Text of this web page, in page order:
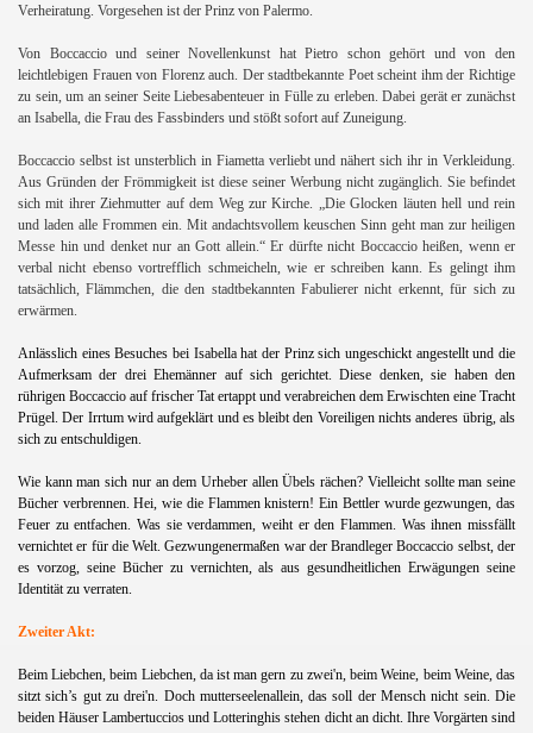
Verheiratung. Vorgesehen ist der Prinz von Palermo.
Von Boccaccio und seiner Novellenkunst hat Pietro schon gehört und von den
leichtlebigen Frauen von Florenz auch. Der stadtbekannte Poet scheint ihm der Richtige
zu sein, um an seiner Seite Liebesabenteuer in Fülle zu erleben. Dabei gerät er zunächst
an Isabella, die Frau des Fassbinders und stößt sofort auf Zuneigung.
Boccaccio selbst ist unsterblich in Fiametta verliebt und nähert sich ihr in Verkleidung.
Aus Gründen der Frömmigkeit ist diese seiner Werbung nicht zugänglich. Sie befindet
sich mit ihrer Ziehmutter auf dem Weg zur Kirche. „Die Glocken läuten hell und rein
und laden alle Frommen ein. Mit andachtsvollem keuschen Sinn geht man zur heiligen
Messe hin und denket nur an Gott allein.“ Er dürfte nicht Boccaccio heißen, wenn er
verbal nicht ebenso vortrefflich schmeicheln, wie er schreiben kann. Es gelingt ihm
tatsächlich, Flämmchen, die den stadtbekannten Fabulierer nicht erkennt, für sich zu
erwärmen.
Anlässlich eines Besuches bei Isabella hat der Prinz sich ungeschickt angestellt und die
Aufmerksam der drei Ehemänner auf sich gerichtet. Diese denken, sie haben den
rührigen Boccaccio auf frischer Tat ertappt und verabreichen dem Erwischten eine Tracht
Prügel. Der Irrtum wird aufgeklärt und es bleibt den Voreiligen nichts anderes übrig, als
sich zu entschuldigen.
Wie kann man sich nur an dem Urheber allen Übels rächen? Vielleicht sollte man seine
Bücher verbrennen. Hei, wie die Flammen knistern! Ein Bettler wurde gezwungen, das
Feuer zu entfachen. Was sie verdammen, weiht er den Flammen. Was ihnen missfällt
vernichtet er für die Welt. Gezwungenermaßen war der Brandleger Boccaccio selbst, der
es vorzog, seine Bücher zu vernichten, als aus gesundheitlichen Erwägungen seine
Identität zu verraten.
Zweiter Akt:
Beim Liebchen, beim Liebchen, da ist man gern zu zwei'n, beim Weine, beim Weine, das
sitzt sich’s gut zu drei'n. Doch mutterseelenallein, das soll der Mensch nicht sein. Die
beiden Häuser Lambertuccios und Lotteringhis stehen dicht an dicht. Ihre Vorgärten sind